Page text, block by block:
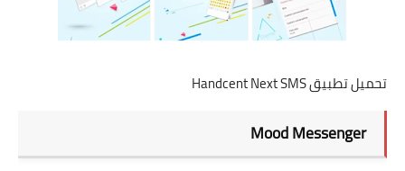
تحميل تطبيق Handcent Next SMS
Mood Messenger